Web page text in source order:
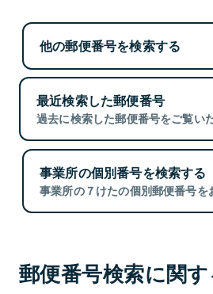
他の郵便番号を検索する
最近検索した郵便番号
過去に検索した郵便番号をご覧い
事業所の個別番号を検索する
事業所の７けたの個別郵便番号を
郵便番号検索に関